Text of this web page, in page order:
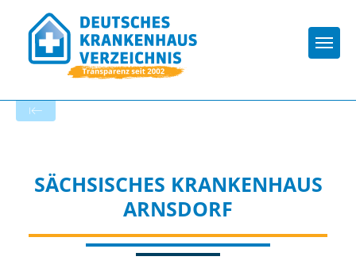
SÄCHSISCHES KRANKENHAUS
ARNSDORF